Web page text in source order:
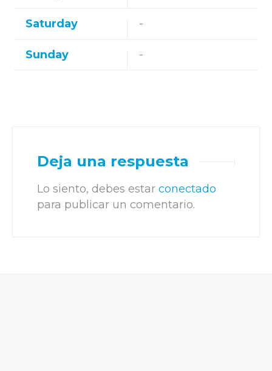
Saturday -
Sunday -
Deja una respuesta
Lo siento, debes estar conectado
para publicar un comentario.